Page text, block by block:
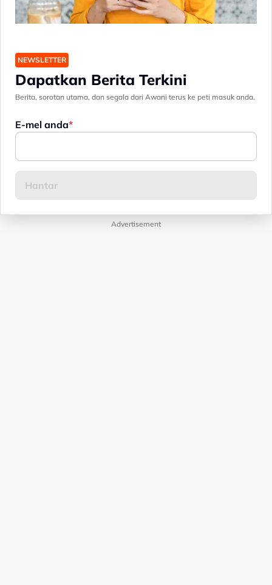
NEWSLETTER
Dapatkan Berita Terkini
Berita, sorotan utama, dan segala dari Awani terus ke peti masuk anda.
E-mel anda
Advertisement